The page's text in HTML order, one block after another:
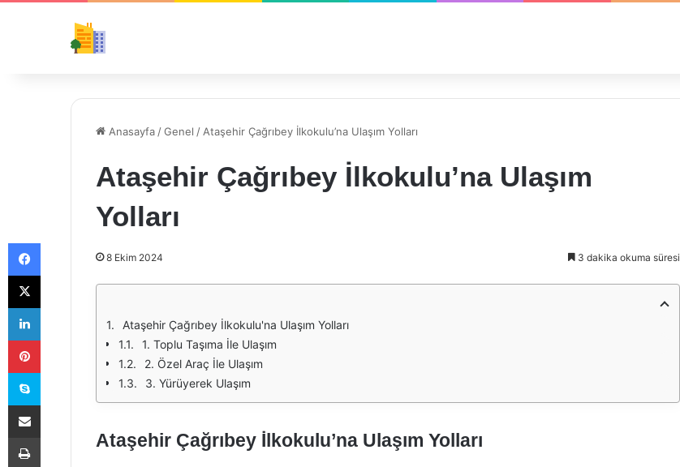
Anasayfa /Genel / Ataşehir Çağrıbey İlkokulu’na Ulaşım Yolları
Ataşehir Çağrıbey İlkokulu’na Ulaşım
Yolları
8 Ekim 2024 3 dakika okuma süresi
Ataşehir Çağrıbey İlkokulu'na Ulaşım Yolları
1. Toplu Taşıma İle Ulaşım
2. Özel Araç İle Ulaşım
3. Yürüyerek Ulaşım
Ataşehir Çağrıbey İlkokulu’na Ulaşım Yolları
Facebook
X
LinkedIn
Pinterest
Skype
E-Posta ile paylaş